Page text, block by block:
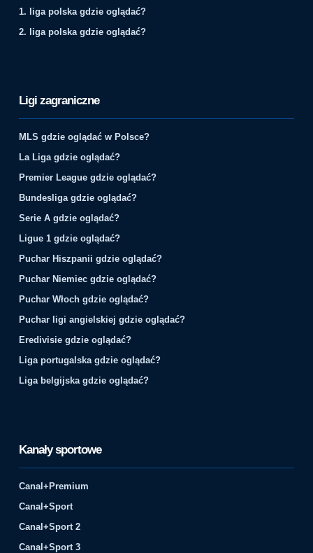
1. liga polska gdzie oglądać?
2. liga polska gdzie oglądać?
Ligi zagraniczne
MLS gdzie oglądać w Polsce?
La Liga gdzie oglądać?
Premier League gdzie oglądać?
Bundesliga gdzie oglądać?
Serie A gdzie oglądać?
Ligue 1 gdzie oglądać?
Puchar Hiszpanii gdzie oglądać?
Puchar Niemiec gdzie oglądać?
Puchar Włoch gdzie oglądać?
Puchar ligi angielskiej gdzie oglądać?
Eredivisie gdzie oglądać?
Liga portugalska gdzie oglądać?
Liga belgijska gdzie oglądać?
Kanały sportowe
Canal+Premium
Canal+Sport
Canal+Sport 2
Canal+Sport 3